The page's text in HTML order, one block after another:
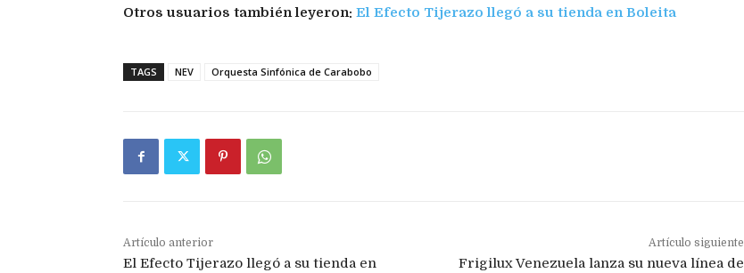
Otros usuarios también leyeron: El Efecto Tijerazo llegó a su tienda en Boleita
TAGS NEV Orquesta Sinfónica de Carabobo
Artículo anterior
El Efecto Tijerazo llegó a su tienda en
Artículo siguiente
Frigilux Venezuela lanza su nueva línea de